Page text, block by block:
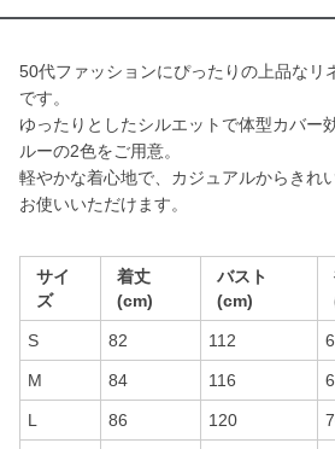
50代ファッションにぴったりの上品なリ
です。
ゆったりとしたシルエットで体型カバー
ルーの2色をご用意。
軽やかな着心地で、カジュアルからきれ
お使いいただけます。
サイ
ズ
着丈
(cm)
バスト
(cm)
S 82 112
M 84 116
L 86 120